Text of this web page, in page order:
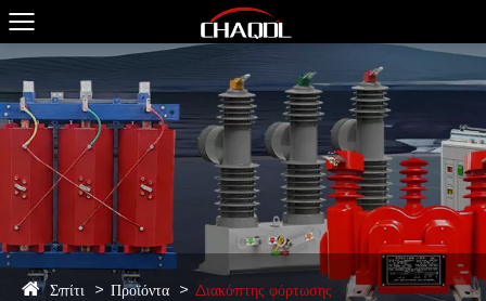
Σπίτι Προϊόντα Διακόπτης φόρτωσης